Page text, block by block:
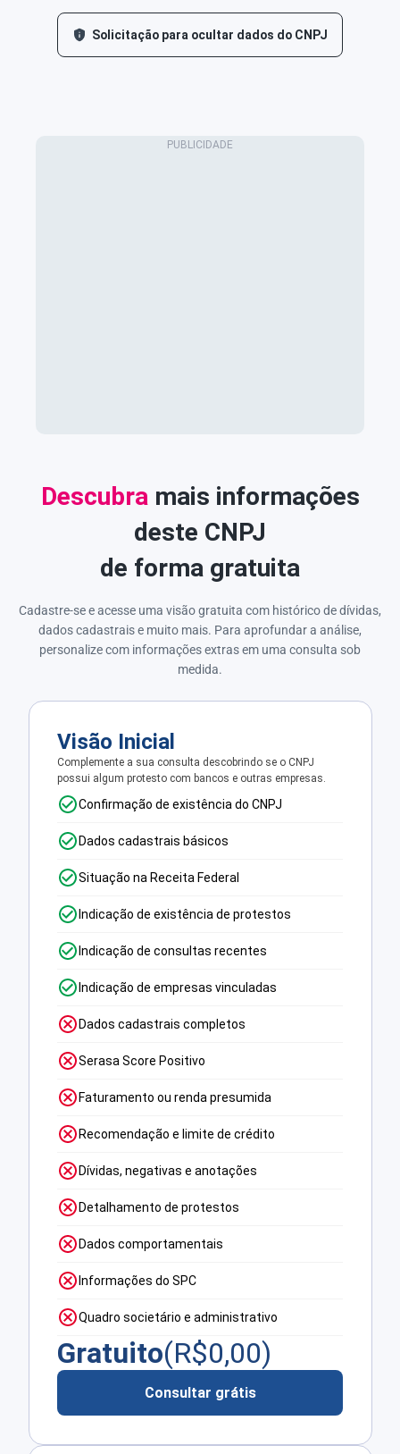
Solicitação para ocultar dados do CNPJ
Descubra mais informações
deste CNPJ
de forma gratuita
Cadastre-se e acesse uma visão gratuita com histórico de dívidas,
dados cadastrais e muito mais. Para aprofundar a análise,
personalize com informações extras em uma consulta sob
medida.
Visão Inicial
Complemente a sua consulta descobrindo se o CNPJ
possui algum protesto com bancos e outras empresas.
Confirmação de existência do CNPJ
Dados cadastrais básicos
Situação na Receita Federal
Indicação de existência de protestos
Indicação de consultas recentes
Indicação de empresas vinculadas
Dados cadastrais completos
Serasa Score Positivo
Faturamento ou renda presumida
Recomendação e limite de crédito
Dívidas, negativas e anotações
Detalhamento de protestos
Dados comportamentais
Informações do SPC
Quadro societário e administrativo
Gratuito(R$0,00)
Consultar grátis